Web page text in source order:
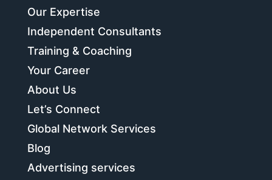
Our Expertise
Independent Consultants
Training & Coaching
Your Career
About Us
Let’s Connect
Global Network Services
Blog
Advertising services